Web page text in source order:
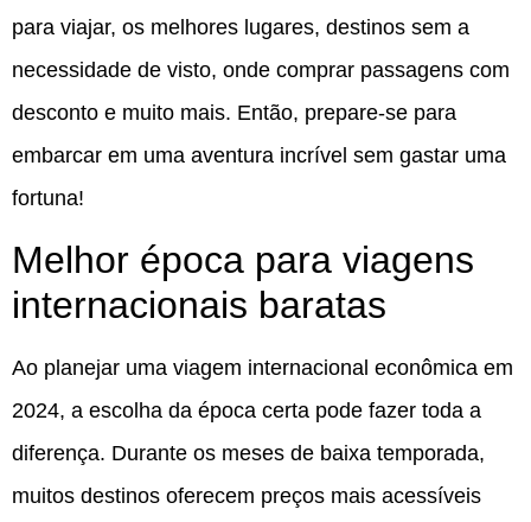
para viajar, os melhores lugares, destinos sem a
necessidade de visto, onde comprar passagens com
desconto e muito mais. Então, prepare-se para
embarcar em uma aventura incrível sem gastar uma
fortuna!
Melhor época para viagens
internacionais baratas
Ao planejar uma viagem internacional econômica em
2024, a escolha da época certa pode fazer toda a
diferença. Durante os meses de baixa temporada,
muitos destinos oferecem preços mais acessíveis